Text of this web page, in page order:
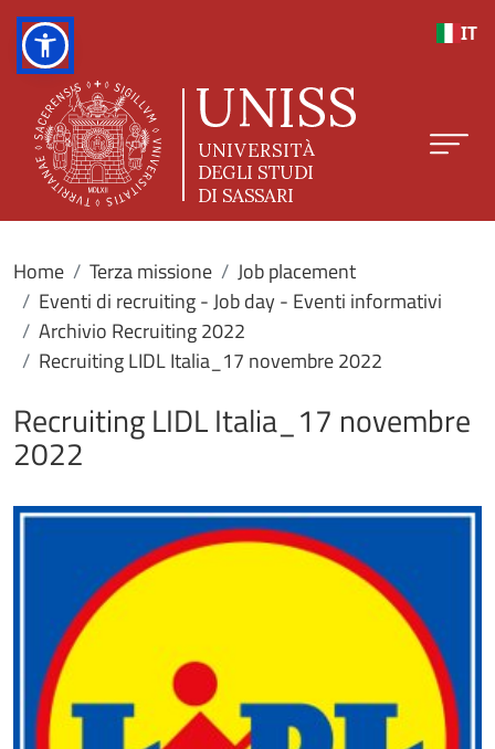
IT
Home Terza missione
Job placement
Eventi di recruiting - Job day - Eventi informativi
Archivio Recruiting 2022
Recruiting LIDL Italia_17 novembre 2022
Recruiting LIDL Italia_17 novembre
2022